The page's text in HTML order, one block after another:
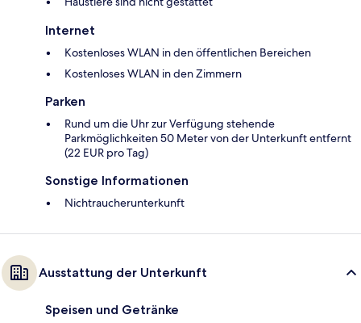
Internet
Kostenloses WLAN in den öffentlichen Bereichen
Kostenloses WLAN in den Zimmern
Parken
Rund um die Uhr zur Verfügung stehende
Parkmöglichkeiten 50 Meter von der Unterkunft entfernt
(22 EUR pro Tag)
Sonstige Informationen
Nichtraucherunterkunft
Ausstattung der Unterkunft
Speisen und Getränke